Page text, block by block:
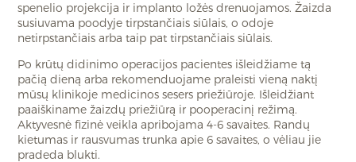
spenelio projekcija ir implanto ložės drenuojamos. Žaizda
susiuvama poodyje tirpstančiais siūlais, o odoje
netirpstančiais arba taip pat tirpstančiais siūlais.
Po krūtų didinimo operacijos pacientes išleidžiame tą
pačią dieną arba rekomenduojame praleisti vieną naktį
mūsų klinikoje medicinos sesers priežiūroje. Išleidžiant
paaiškiname žaizdų priežiūrą ir pooperacinį režimą.
Aktyvesnė fizinė veikla apribojama 4-6 savaites. Randų
kietumas ir rausvumas trunka apie 6 savaites, o vėliau jie
pradeda blukti.